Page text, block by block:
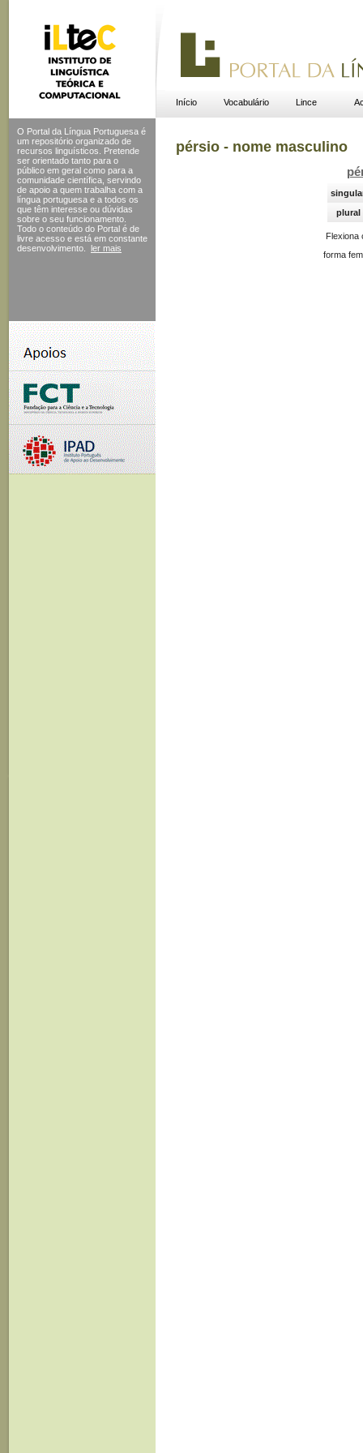
Início Vocabulário Lince
O Portal da Língua Portuguesa é
um repositório organizado de
recursos linguísticos. Pretende
ser orientado tanto para o
público em geral como para a
comunidade científica, servindo
de apoio a quem trabalha com a
língua portuguesa e a todos os
que têm interesse ou dúvidas
sobre o seu funcionamento.
Todo o conteúdo do Portal é de
livre acesso e está em constante
desenvolvimento.
ler mais
pérsio - nome masculino
plural
Flexiona
forma